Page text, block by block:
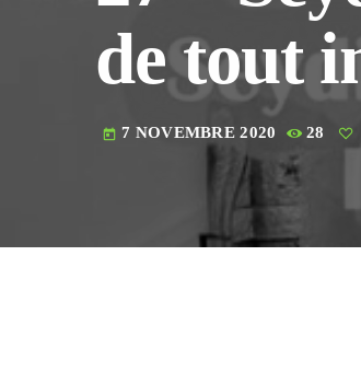
de tout
today 7 NOVEMBRE 2020 28